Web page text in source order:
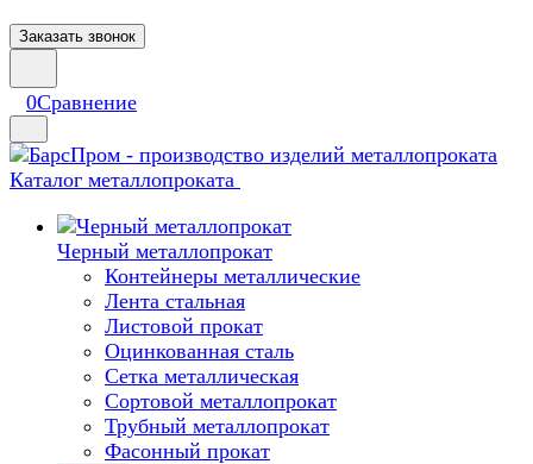
Заказать звонок
0Сравнение
Каталог металлопроката
Черный металлопрокат
Контейнеры металлические
Лента стальная
Листовой прокат
Оцинкованная сталь
Сетка металлическая
Сортовой металлопрокат
Трубный металлопрокат
Фасонный прокат